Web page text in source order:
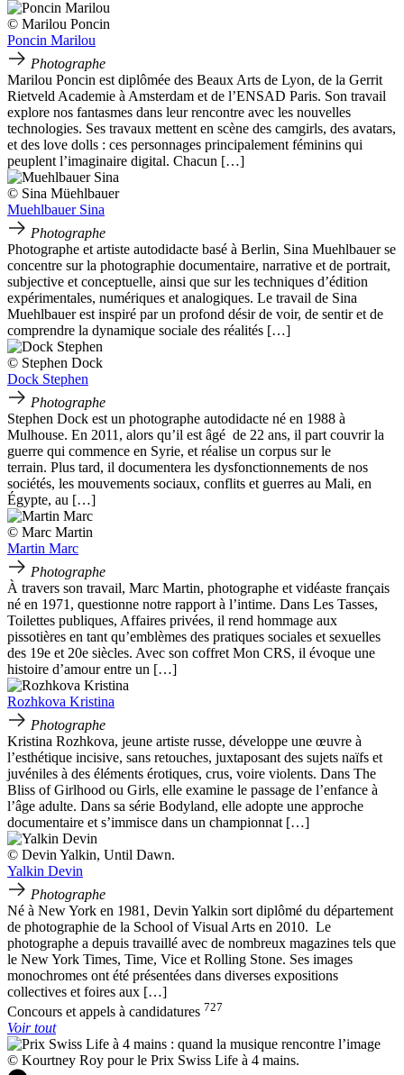
© Marilou Poncin
Poncin Marilou
Photographe
Marilou Poncin est diplômée des Beaux Arts de Lyon, de la Gerrit
Rietveld Academie à Amsterdam et de l’ENSAD Paris. Son travail
explore nos fantasmes dans leur rencontre avec les nouvelles
technologies. Ses travaux mettent en scène des camgirls, des avatars,
et des love dolls : ces personnages principalement féminins qui
peuplent l’imaginaire digital. Chacun […]
© Sina Müehlbauer
Muehlbauer Sina
Photographe
Photographe et artiste autodidacte basé à Berlin, Sina Muehlbauer se
concentre sur la photographie documentaire, narrative et de portrait,
subjective et conceptuelle, ainsi que sur les techniques d’édition
expérimentales, numériques et analogiques. Le travail de Sina
Muehlbauer est inspiré par un profond désir de voir, de sentir et de
comprendre la dynamique sociale des réalités […]
© Stephen Dock
Dock Stephen
Photographe
Stephen Dock est un photographe autodidacte né en 1988 à
Mulhouse. En 2011, alors qu’il est âgé de 22 ans, il part couvrir la
guerre qui commence en Syrie, et réalise un corpus sur le
terrain. Plus tard, il documentera les dysfonctionnements de nos
sociétés, les mouvements sociaux, conflits et guerres au Mali, en
Égypte, au […]
© Marc Martin
Martin Marc
Photographe
À travers son travail, Marc Martin, photographe et vidéaste français
né en 1971, questionne notre rapport à l’intime. Dans Les Tasses,
Toilettes publiques, Affaires privées, il rend hommage aux
pissotières en tant qu’emblèmes des pratiques sociales et sexuelles
des 19e et 20e siècles. Avec son coffret Mon CRS, il évoque une
histoire d’amour entre un […]
Rozhkova Kristina
Photographe
Kristina Rozhkova, jeune artiste russe, développe une œuvre à
l’esthétique incisive, sans retouches, juxtaposant des sujets naïfs et
juvéniles à des éléments érotiques, crus, voire violents. Dans The
Bliss of Girlhood ou Girls, elle examine le passage de l’enfance à
l’âge adulte. Dans sa série Bodyland, elle adopte une approche
documentaire et s’immisce dans un championnat […]
© Devin Yalkin, Until Dawn.
Yalkin Devin
Photographe
Né à New York en 1981, Devin Yalkin sort diplômé du département
de photographie de la School of Visual Arts en 2010. Le
photographe a depuis travaillé avec de nombreux magazines tels que
le New York Times, Time, Vice et Rolling Stone. Ses images
monochromes ont été présentées dans diverses expositions
collectives et foires aux […]
Concours et appels à candidatures 727
Voir tout
© Kourtney Roy pour le Prix Swiss Life à 4 mains.